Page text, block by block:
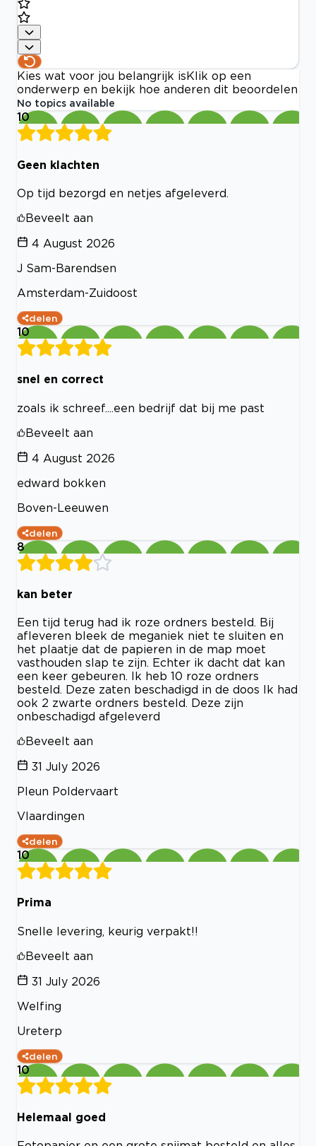
Kies wat voor jou belangrijk is Klik op een
onderwerp en bekijk hoe anderen dit beoordelen
No topics available
10
Geen klachten
Op tijd bezorgd en netjes afgeleverd.
Beveelt aan
4 August 2026
J Sam-Barendsen
Amsterdam-Zuidoost
delen
10
snel en correct
zoals ik schreef....een bedrijf dat bij me past
Beveelt aan
4 August 2026
edward bokken
Boven-Leeuwen
delen
8
kan beter
Een tijd terug had ik roze ordners besteld. Bij
afleveren bleek de meganiek niet te sluiten en
het plaatje dat de papieren in de map moet
vasthouden slap te zijn. Echter ik dacht dat kan
een keer gebeuren. Ik heb 10 roze ordners
besteld. Deze zaten beschadigd in de doos Ik had
ook 2 zwarte ordners besteld. Deze zijn
onbeschadigd afgeleverd
Beveelt aan
31 July 2026
Pleun Poldervaart
Vlaardingen
delen
10
Prima
Snelle levering, keurig verpakt!!
Beveelt aan
31 July 2026
Welfing
Ureterp
delen
10
Helemaal goed